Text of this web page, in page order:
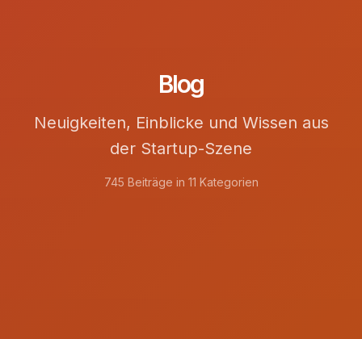
Blog
Neuigkeiten, Einblicke und Wissen aus
der Startup-Szene
745 Beiträge in 11 Kategorien